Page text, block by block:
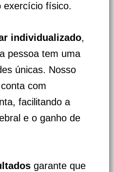
exercício físico.
individualizado,
pessoa tem uma
únicas. Nosso
conta com
facilitando a
e o ganho de
garante que